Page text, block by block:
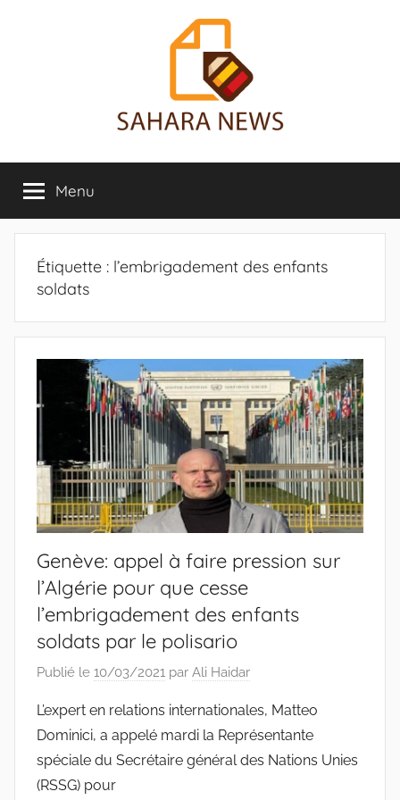
Sahara
News
sur
le
Sahara
révélée
Menu
Étiquette : l’embrigadement des enfants
soldats
Genève: appel à faire pression sur
l’Algérie pour que cesse
l’embrigadement des enfants
soldats par le polisario
Publié le 10/03/2021 par Ali Haidar
L’expert en relations internationales, Matteo
Dominici, a appelé mardi la Représentante
spéciale du Secrétaire général des Nations Unies
(RSSG) pour